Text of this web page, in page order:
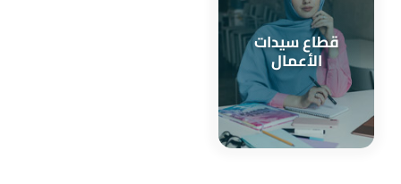
قطاع سيدات
الأعمال